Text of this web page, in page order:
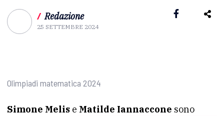
/ Redazione
25 SETTEMBRE 2024
Olimpiadi matematica 2024
Simone Melis e Matilde Iannaccone sono